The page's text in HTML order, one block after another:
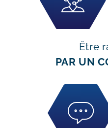
Être
PAR UN